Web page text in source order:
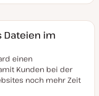
Dateien im
einen
Kunden bei der
noch mehr Zeit